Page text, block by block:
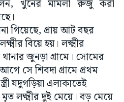
খুনের মামলা রুজু করা
গিয়েছে, প্রায় আট বছর
বিয়ে হয়। লক্ষ্মীর
থানার জুনড়া গ্রামে। সোমের
সে শিবদা গ্রামে প্রথম
যদুগড়িয়া এলাকাতেই
লক্ষ্মীর দুই মেয়ে। বড় মেয়ে